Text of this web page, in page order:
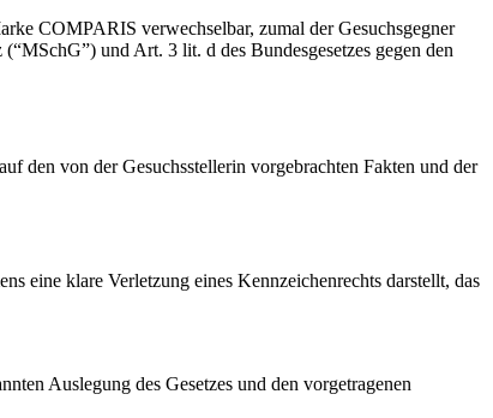
COMPARIS verwechselbar, zumal der Gesuchsgegner
und Art. 3 lit. d des Bundesgesetzes gegen den
den von der Gesuchsstellerin vorgebrachten Fakten und der
eine klare Verletzung eines Kennzeichenrechts darstellt, das
Auslegung des Gesetzes und den vorgetragenen